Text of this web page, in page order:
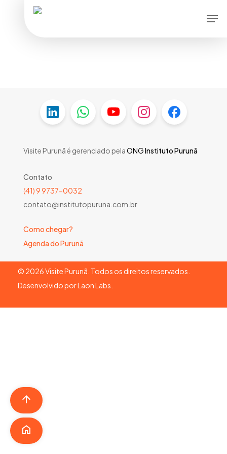
Visite Purunã é gerenciado pelaONGInstituto Purunã
Contato
(41) 9 9737-0032
contato@institutopuruna.com.br
Como chegar?
Agenda do Purunã
© 2026Visite Purunã. Todos os direitos reservados.
Desenvolvido porLaon Labs